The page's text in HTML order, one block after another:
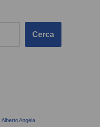
Cerca
Alberto Angela